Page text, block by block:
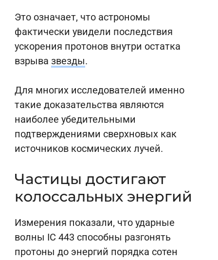
Это означает, что астрономы
фактически увидели последствия
ускорения протонов внутри остатка
взрыва звезды.
Для многих исследователей именно
такие доказательства являются
наиболее убедительными
подтверждениями сверхновых как
источников космических лучей.
Частицы достигают
колоссальных энергий
Измерения показали, что ударные
волны IC 443 способны разгонять
протоны до энергий порядка сотен